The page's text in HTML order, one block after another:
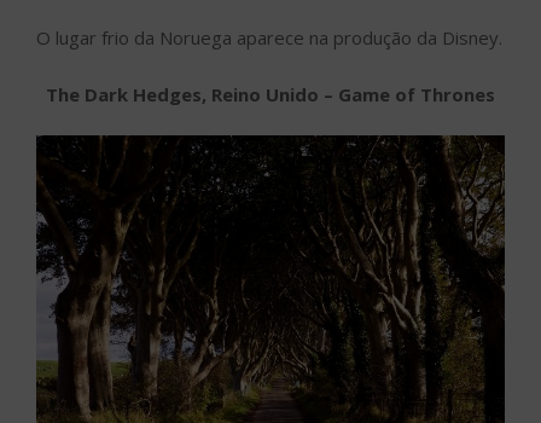
O lugar frio da Noruega aparece na produção da Disney.
The Dark Hedges, Reino Unido – Game of Thrones